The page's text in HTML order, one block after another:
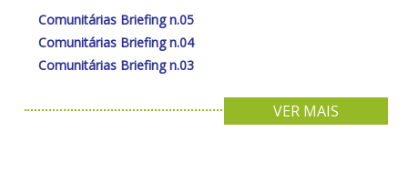
Comunitárias Briefing n.05
Comunitárias Briefing n.04
Comunitárias Briefing n.03
VER MAIS